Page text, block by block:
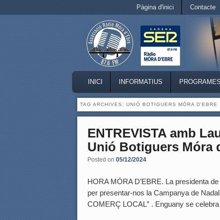
Pàgina d'inici Contacte
MAIN MENU
SKIP TO PRIMARY CONTENT
SKIP TO SECONDARY CONTENT
INICI INFORMATIUS PROGRAMES
TAG ARCHIVES: UNIÓ BOTIGUERS MÓRA D’EBRE
ENTREVISTA amb
Unió Botiguers Móra
Posted on 05/12/2024
HORA MÓRA D’EBRE. La presidenta
per presentar-nos la Campanya de
COMERÇ LOCAL” . Enguany se